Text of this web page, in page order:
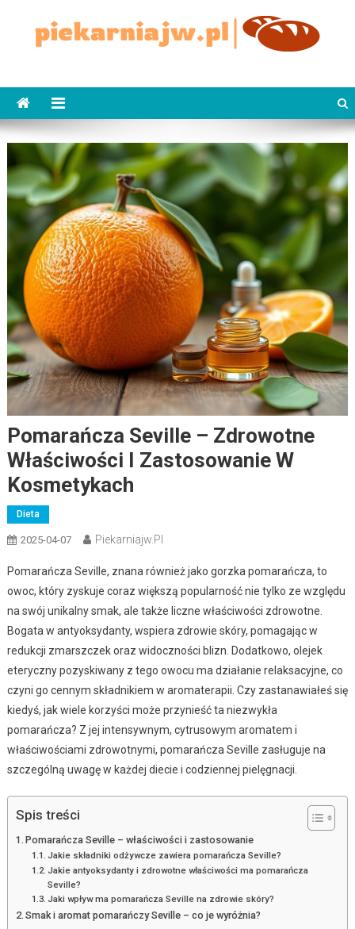
content
Pomarańcza Seville – Zdrowotne
Właściwości I Zastosowanie W
Kosmetykach
Dieta
2025-04-07 Piekarniajw.pl
Pomarańcza Seville, znana również jako gorzka pomarańcza, to
owoc, który zyskuje coraz większą popularność nie tylko ze względu
na swój unikalny smak, ale także liczne właściwości zdrowotne.
Bogata w antyoksydanty, wspiera zdrowie skóry, pomagając w
redukcji zmarszczek oraz widoczności blizn. Dodatkowo, olejek
eteryczny pozyskiwany z tego owocu ma działanie relaksacyjne, co
czyni go cennym składnikiem w aromaterapii. Czy zastanawiałeś się
kiedyś, jak wiele korzyści może przynieść ta niezwykła
pomarańcza? Z jej intensywnym, cytrusowym aromatem i
właściwościami zdrowotnymi, pomarańcza Seville zasługuje na
szczególną uwagę w każdej diecie i codziennej pielęgnacji.
Spis treści
Pomarańcza Seville – właściwości i zastosowanie
Jakie składniki odżywcze zawiera pomarańcza Seville?
Jakie antyoksydanty i zdrowotne właściwości ma pomarańcza
Seville?
Jaki wpływ ma pomarańcza Seville na zdrowie skóry?
Smak i aromat pomarańczy Seville – co je wyróżnia?